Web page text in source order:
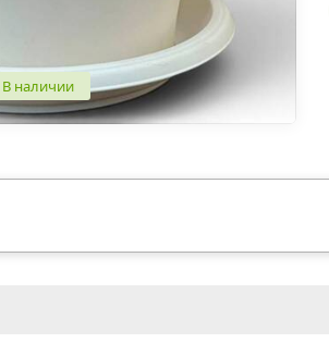
В наличии